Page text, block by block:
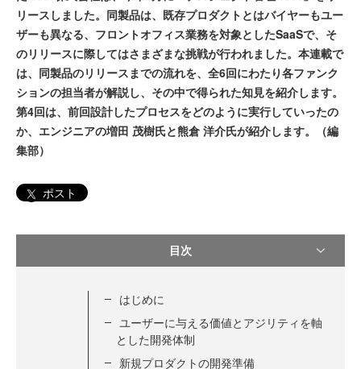
リースしました。同製品は、既存プロダクトとはバイヤーもユー
ザーも異なる、フロントオフィス業務を対象としたSaaSで、そ
のリリースに際してはさまざまな挑戦が行われました。本連載で
は、同製品のリリースまでの流れを、全6回にわたり各ファンク
ションの担当者が解説し、その中で得られた知見を紹介します。
第4回は、前回設計したプロセスをどのように実行していったの
か、エンジニアの増田 茂樹氏と熊倉 洋介氏が紹介します。（編
集部）
ポスト
目次
はじめに
ユーザーに与える価値とアジリティを軸
とした開発体制
新規プロダクトの開発準備